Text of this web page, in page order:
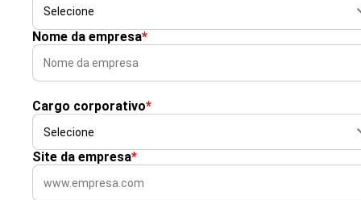
Nome da empresa*
Cargo corporativo*
Site da empresa*